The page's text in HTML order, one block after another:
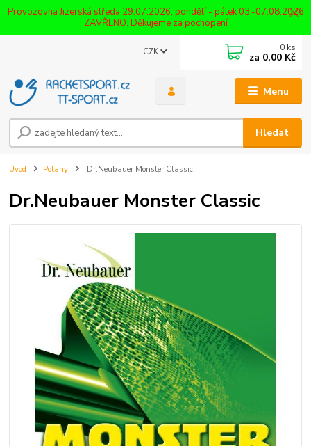
Provozovna Jizerská středa 29.07.2026, pondělí - pátek 03.-07.08.2026
ZAVŘENO. Děkujeme za pochopení
Menu
CZK
Hledat
0 ks
za 0,00 Kč
Úvod Potahy Dr.Neubauer Monster Classic
Dr.Neubauer Monster Classic